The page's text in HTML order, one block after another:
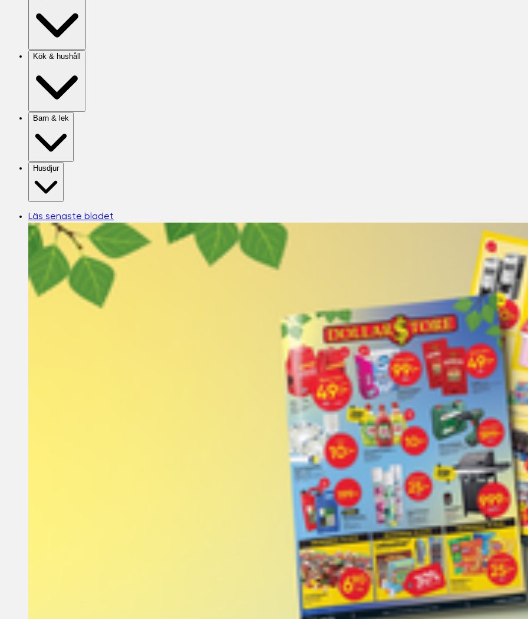
Kök & hushåll
Barn & lek
Husdjur
Läs senaste bladet